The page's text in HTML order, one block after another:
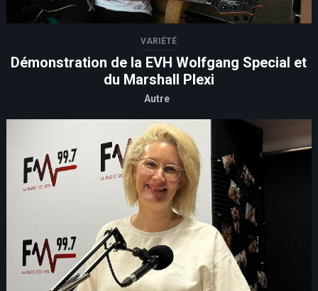
VARIÉTÉ
Démonstration de la EVH Wolfgang Special et
du Marshall Plexi
Autre